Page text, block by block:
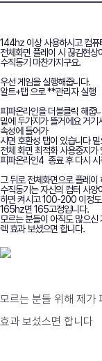
144hz 이상 사용하시고 컴퓨
전체화면 플레이 시 끊김현상
수직동기 마찬가지구요.
우선 게임을 실행해줍니다.
알트+탭 으로 **관리자 실행
피파온라인을 더블클릭 해줍
밑에 두가지가 뜰거에요 거
속성에 들어가
시면 호환성 탭이 있습니다
전체 화면 최적화 사용중지가
피파온라인4 종료 후 다시 시
그 뒤로 전체화면으로 플레이
수직동기는 자신의 컴터 사
하면 켜시고 100-200 이정도
165hz면 165고정입니다.
모르는 분들이 아직도 많으신
렉 효과 보셨으면 합니다.
모르는 분들 위해 제가
효과 보섰스면 합니다